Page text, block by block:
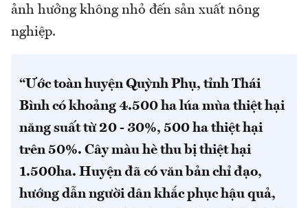
ảnh hưởng không nhỏ đến sản xuất nông
nghiệp.
“Ước toàn huyện Quỳnh Phụ, tỉnh Thái
Bình có khoảng 4.500 ha lúa mùa thiệt hại
năng suất từ 20 - 30%, 500 ha thiệt hại
trên 50%. Cây màu hè thu bị thiệt hại
1.500ha. Huyện đã có văn bản chỉ đạo,
hướng dẫn người dân khắc phục hậu quả,